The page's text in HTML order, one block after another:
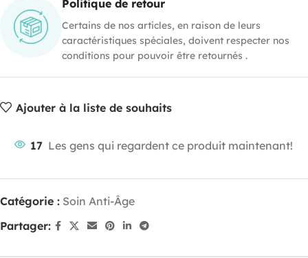
Politique de retour
Certains de nos articles, en raison de leurs
caractéristiques spéciales, doivent respecter nos
conditions pour pouvoir être retournés .
Ajouter à la liste de souhaits
17 Les gens qui regardent ce produit maintenant!
Catégorie : Soin Anti-Âge
Partager: